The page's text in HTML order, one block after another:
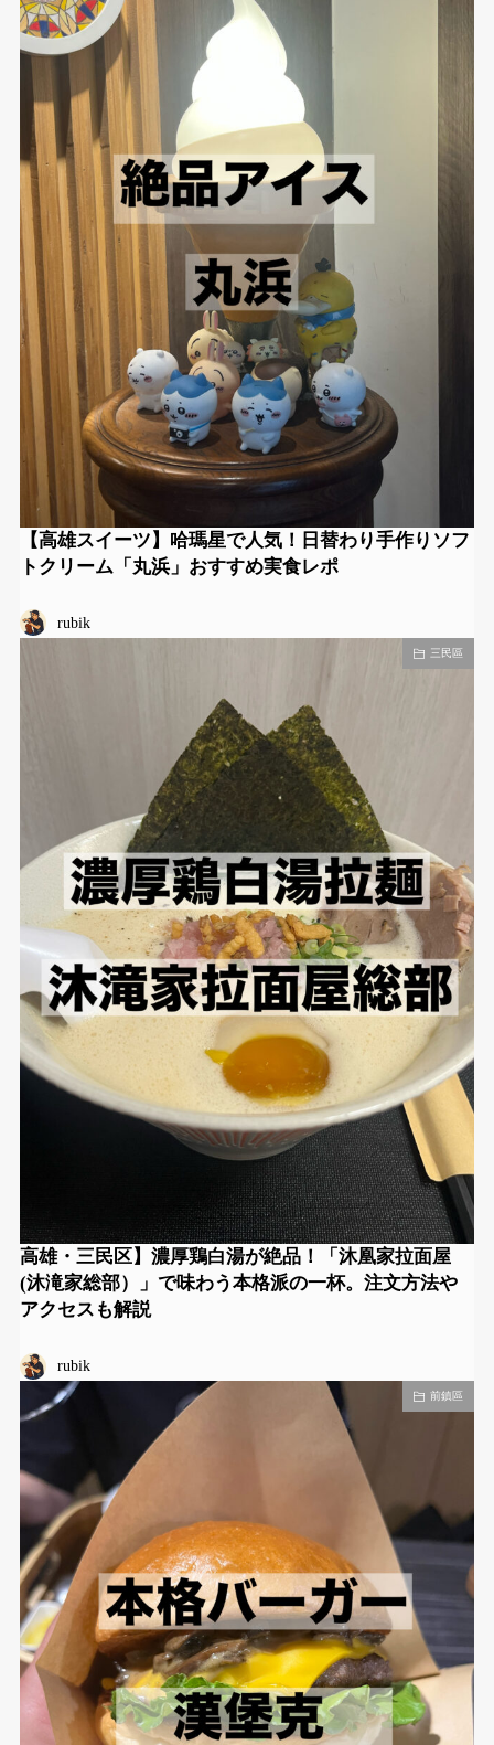
【高雄スイーツ】哈瑪星で人気！日替わり手作りソフ
トクリーム「丸浜」おすすめ実食レポ
rubik
三民區
高雄・三民区】濃厚鶏白湯が絶品！「沐凰家拉面屋
(沐滝家総部）」で味わう本格派の一杯。注文方法や
アクセスも解説
rubik
前鎮區